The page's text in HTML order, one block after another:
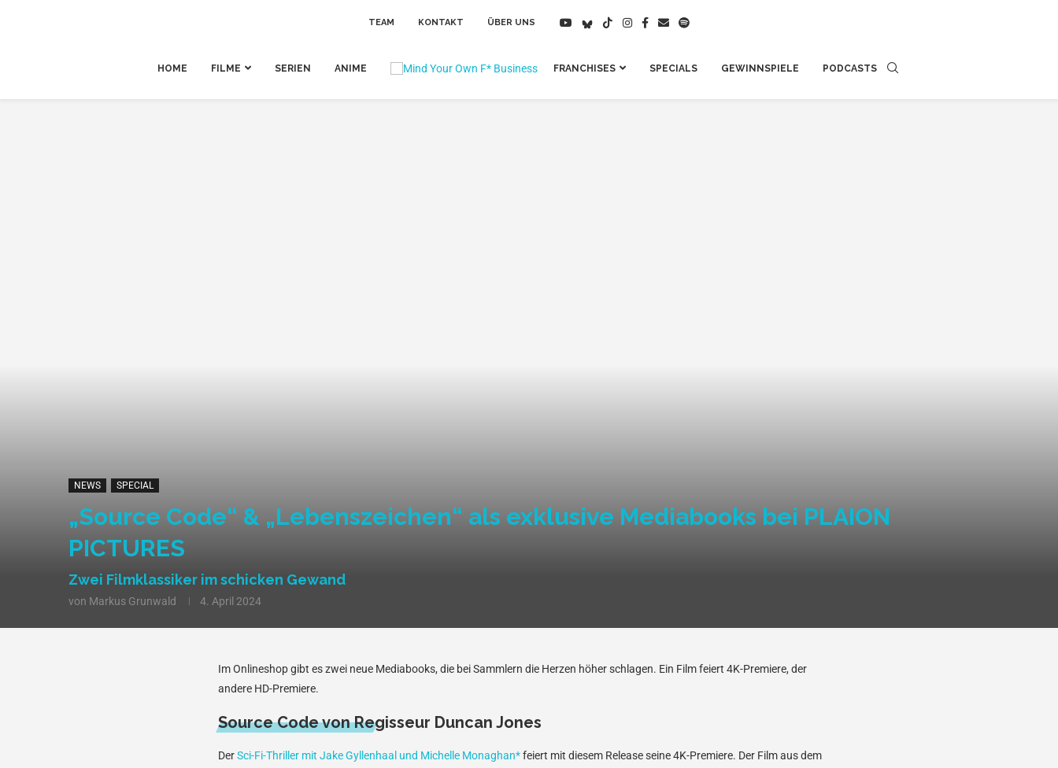
TEAM KONTAKT ÜBER UNS
HOME FILME SERIEN ANIME FRANCHISES SPECIALS GEWINNSPIELE PODCASTS
NEWS SPECIAL
„Source Code“ & „Lebenszeichen“ als exklusive Mediabooks bei PLAION
PICTURES
Zwei Filmklassiker im schicken Gewand
von Markus Grunwald 4. April 2024
Im Onlineshop gibt es zwei neue Mediabooks, die bei Sammlern die Herzen höher schlagen. Ein Film feiert 4K-Premiere, der
andere HD-Premiere.
Source Code von Regisseur Duncan Jones
DerSci-Fi-Thriller mit Jake Gyllenhaal und Michelle Monaghan*feiert mit diesem Release seine 4K-Premiere. Der Film aus dem